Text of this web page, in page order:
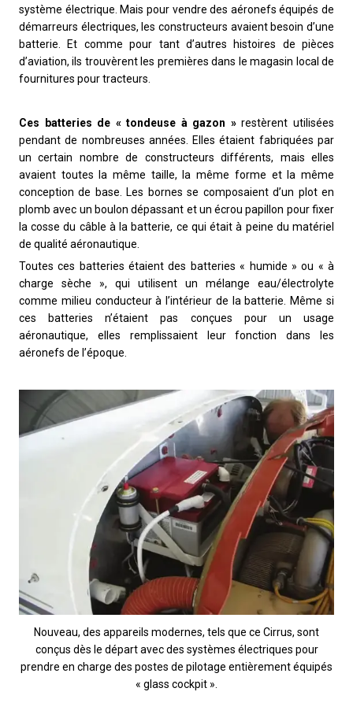
système électrique. Mais pour vendre des aéronefs équipés de
démarreurs électriques, les constructeurs avaient besoin d’une
batterie. Et comme pour tant d’autres histoires de pièces
d’aviation, ils trouvèrent les premières dans le magasin local de
fournitures pour tracteurs.
Ces batteries de « tondeuse à gazon »restèrent utilisées
pendant de nombreuses années. Elles étaient fabriquées par
un certain nombre de constructeurs différents, mais elles
avaient toutes la même taille, la même forme et la même
conception de base. Les bornes se composaient d’un plot en
plomb avec un boulon dépassant et un écrou papillon pour fixer
la cosse du câble à la batterie, ce qui était à peine du matériel
de qualité aéronautique.
Toutes ces batteries étaient des batteries « humide » ou « à
charge sèche », qui utilisent un mélange eau/électrolyte
comme milieu conducteur à l’intérieur de la batterie. Même si
ces batteries n’étaient pas conçues pour un usage
aéronautique, elles remplissaient leur fonction dans les
aéronefs de l’époque.
Nouveau, des appareils modernes, tels que ce Cirrus, sont
conçus dès le départ avec des systèmes électriques pour
prendre en charge des postes de pilotage entièrement équipés
« glass cockpit ».